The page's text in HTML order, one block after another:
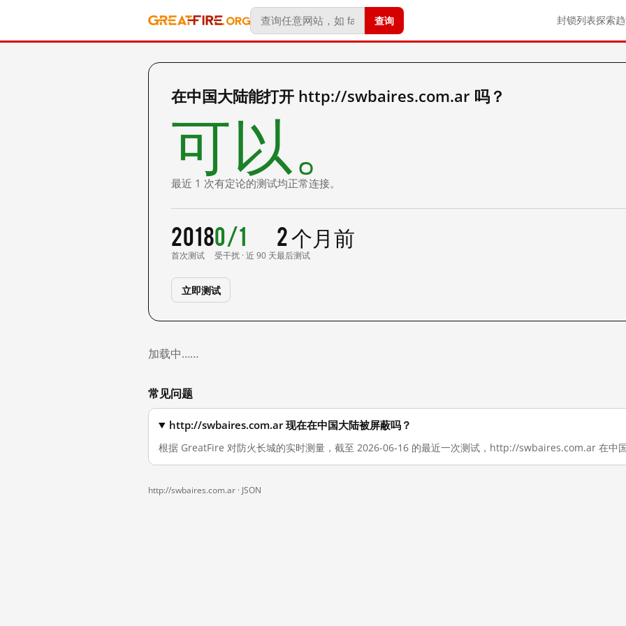
查询 封锁列表探索
在中国大陆能打开 http://swbaires.com.ar 吗？
可以。
最近 1 次有定论的测试均正常连接。
2018
首次测试
0/1
受干扰 · 近 90 天
2 个月前
最后测试
立即测试
加载中……
常见问题
http://swbaires.com.ar 现在在中国大陆被屏蔽吗？
根据 GreatFire 对防火长城的实时测量，截至 2026-06-16 的最近一次测试，http://swbaires.com.ar 在中国
http://swbaires.com.ar · JSON